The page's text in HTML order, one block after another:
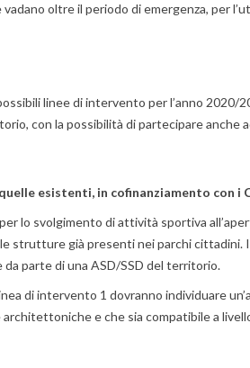
oltre il periodo di emergenza, per
linee di intervento per l’anno 2020/
con la possibilità di partecipare anche
esistenti, in cofinanziamento con i
lo svolgimento di attività sportiva
strutture già presenti nei parchi cittadini.
parte di una ASD/SSD del territorio.
di intervento 1 dovranno individuare
e che sia compatibile a